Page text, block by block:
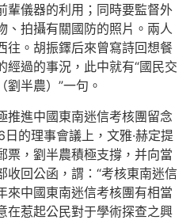
輩儀器的利用；同時要監督外
、拍攝有關國防的照片。兩人
往。胡振鐸后來曾寫詩回想餐
過的事況，此中就有“國民交
半農）”一句。
推進中國東南迷信考核團留念
的理事會議上，文雅·赫定提
票，劉半農積極支撐，并向當
收回公函，謂：“考核東南迷信
來中國東南迷信考核團有相當
在惹起公民對于學術探查之興